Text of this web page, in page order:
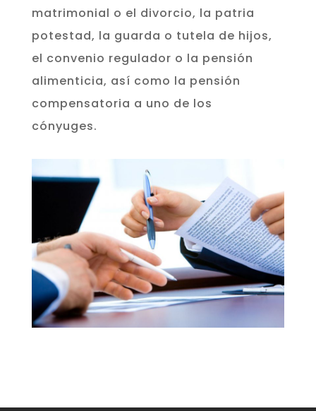
matrimonial o el divorcio, la patria
potestad, la guarda o tutela de hijos,
el convenio regulador o la pensión
alimenticia, así como la pensión
compensatoria a uno de los
cónyuges.